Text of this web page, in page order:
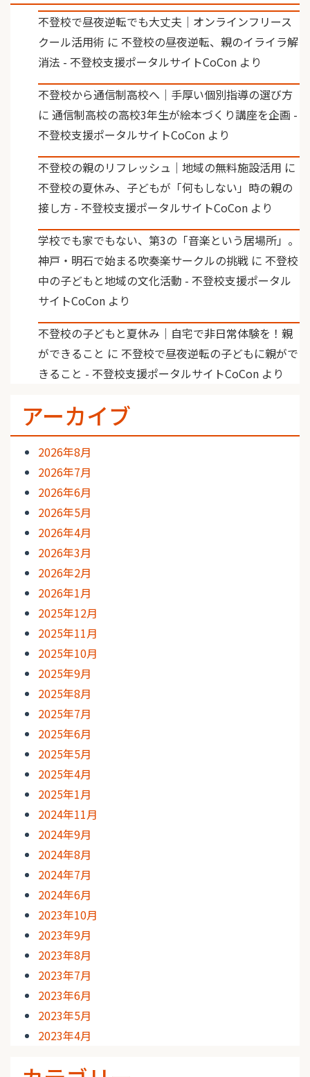
不登校で昼夜逆転でも大丈夫｜オンラインフリース
クール活用術 に 不登校の昼夜逆転、親のイライラ解
消法 - 不登校支援ポータルサイトCoCon より
不登校から通信制高校へ｜手厚い個別指導の選び方
に 通信制高校の高校3年生が絵本づくり講座を企画 -
不登校支援ポータルサイトCoCon より
不登校の親のリフレッシュ｜地域の無料施設活用 に
不登校の夏休み、子どもが「何もしない」時の親の
接し方 - 不登校支援ポータルサイトCoCon より
学校でも家でもない、第3の「音楽という居場所」。
神戸・明石で始まる吹奏楽サークルの挑戦 に 不登校
中の子どもと地域の文化活動 - 不登校支援ポータル
サイトCoCon より
不登校の子どもと夏休み｜自宅で非日常体験を！親
ができること に 不登校で昼夜逆転の子どもに親がで
きること - 不登校支援ポータルサイトCoCon より
アーカイブ
2026年8月
2026年7月
2026年6月
2026年5月
2026年4月
2026年3月
2026年2月
2026年1月
2025年12月
2025年11月
2025年10月
2025年9月
2025年8月
2025年7月
2025年6月
2025年5月
2025年4月
2025年1月
2024年11月
2024年9月
2024年8月
2024年7月
2024年6月
2023年10月
2023年9月
2023年8月
2023年7月
2023年6月
2023年5月
2023年4月